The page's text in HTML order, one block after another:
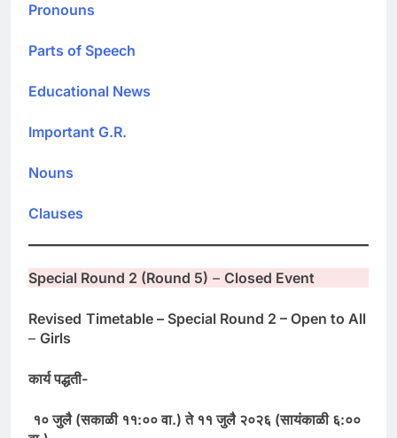
Pronouns
Parts of Speech
Educational News
Important G.R.
Nouns
Clauses
Special Round 2 (Round 5) – Closed Event
Revised Timetable – Special Round 2 – Open to All
– Girls
कार्य पद्धती-
१० जुलै (सकाळी ११:०० वा.) ते ११ जुलै २०२६ (सायंकाळी ६:००